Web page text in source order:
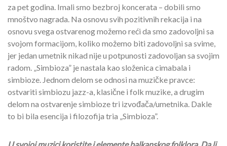
za pet godina. Imali smo bezbroj koncerata – dobili smo
mnoštvo nagrada. Na osnovu svih pozitivnih rekacija i na
osnovu svega ostvarenog možemo reći da smo zadovoljni sa
svojom formacijom, koliko možemo biti zadovoljni sa svime,
jer jedan umetnik nikad nije u potpunosti zadovoljan sa svojim
radom. „Simbioza” je nastala kao složenica cimabala i
simbioze. Jednom delom se odnosi na muzičke pravce:
ostvariti simbiozu jazz-a, klasične i folk muzike, a drugim
delom na ostvarenje simbioze tri izvođača/umetnika. Dakle
to bi bila esencija i filozofija tria „Simbioza”.